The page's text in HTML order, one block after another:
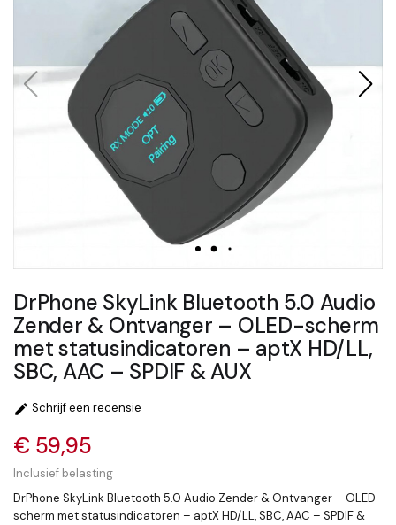
DrPhone SkyLink Bluetooth 5.0 Audio
Zender & Ontvanger – OLED-scherm
met statusindicatoren – aptX HD/LL,
SBC, AAC – SPDIF & AUX
 Schrijf een recensie
€ 59,95
Inclusief belasting
DrPhone SkyLink Bluetooth 5.0 Audio Zender & Ontvanger – OLED-
scherm met statusindicatoren – aptX HD/LL, SBC, AAC – SPDIF &